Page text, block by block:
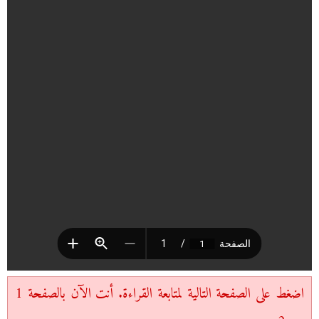
اضغط على الصفحة التالية لمتابعة القراءة. أنت الآن بالصفحة 1